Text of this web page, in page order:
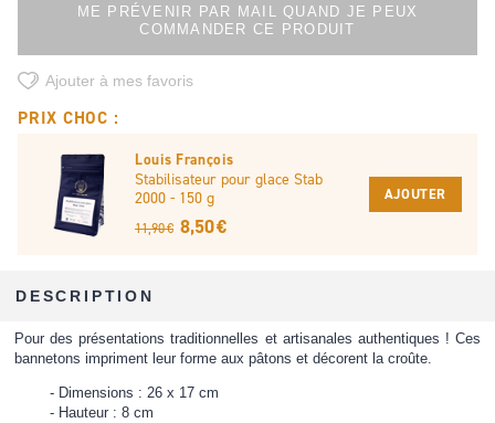
ME PRÉVENIR PAR MAIL QUAND JE PEUX
COMMANDER CE PRODUIT
Ajouter à mes favoris
PRIX CHOC :
Louis François
Stabilisateur pour glace Stab
2000 - 150 g
11,90 € 8,50 €
AJOUTER
DESCRIPTION
Pour des présentations traditionnelles et artisanales authentiques ! Ces
bannetons impriment leur forme aux pâtons et décorent la croûte.
Dimensions : 26 x 17 cm
Hauteur : 8 cm